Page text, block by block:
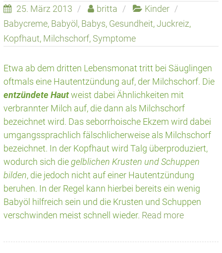
25. März 2013 britta
Kinder
Babycreme, Babyöl , Babys, Gesundheit,Juckreiz,
Kopfhaut, Milchschorf, Symptome
Etwa ab dem dritten Lebensmonat tritt bei Säuglingen
oftmals eine Hautentzündung auf, der Milchschorf. Die
entzündete Hautweist dabei Ähnlichkeiten mit
verbrannter Milch auf, die dann als Milchschorf
bezeichnet wird. Das seborrhoische Ekzem wird dabei
umgangssprachlich fälschlicherweise als Milchschorf
bezeichnet. In der Kopfhaut wird Talg überproduziert,
wodurch sich diegelblichen Krusten und Schuppen
bilden, die jedoch nicht auf einer Hautentzündung
beruhen. In der Regel kann hierbei bereits ein wenig
Babyöl hilfreich sein und die Krusten und Schuppen
verschwinden meist schnell wieder. Read more